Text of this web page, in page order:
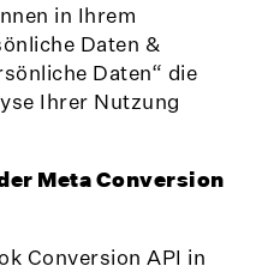
in Ihrem
Daten &
Daten“ die
Ihrer Nutzung
Meta Conversion
Conversion API in